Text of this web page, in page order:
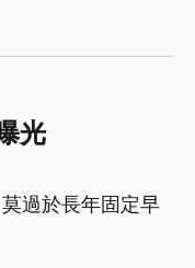
光
過於長年固定早